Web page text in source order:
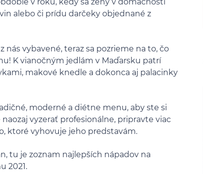
alebo či prídu darčeky objednané z
nás vybavené, teraz sa pozrieme na to, čo
K vianočným jedlám v Maďarsku patrí
makové knedle a dokonca aj palacinky
moderné a diétne menu, aby ste si
vyzerať profesionálne, pripravte viac
ktoré vyhovuje jeho predstavám.
tu je zoznam najlepších nápadov na
2021.